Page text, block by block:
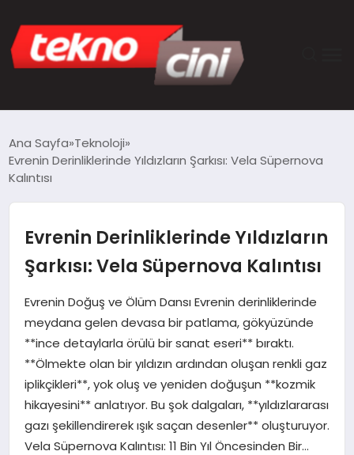
TEKNOLOJI
SAĞLIK
DÜNYA
MAGAZIN
Ana Sayfa Teknoloji
Evrenin Derinliklerinde Yıldızların Şarkısı: Vela Süpernova
Kalıntısı
Evrenin Derinliklerinde Yıldızların
Şarkısı: Vela Süpernova Kalıntısı
Evrenin Doğuş ve Ölüm Dansı Evrenin derinliklerinde
meydana gelen devasa bir patlama, gökyüzünde
**ince detaylarla örülü bir sanat eseri** bıraktı.
**Ölmekte olan bir yıldızın ardından oluşan renkli gaz
iplikçikleri**, yok oluş ve yeniden doğuşun **kozmik
hikayesini** anlatıyor. Bu şok dalgaları, **yıldızlararası
gazı şekillendirerek ışık saçan desenler** oluşturuyor.
Vela Süpernova Kalıntısı: 11 Bin Yıl Öncesinden Bir…